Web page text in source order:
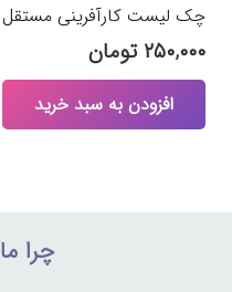
چک لیست کارآفرینی مستقل
۲۵۰,۰۰۰ تومان
افزودن به سبد خرید
چرا